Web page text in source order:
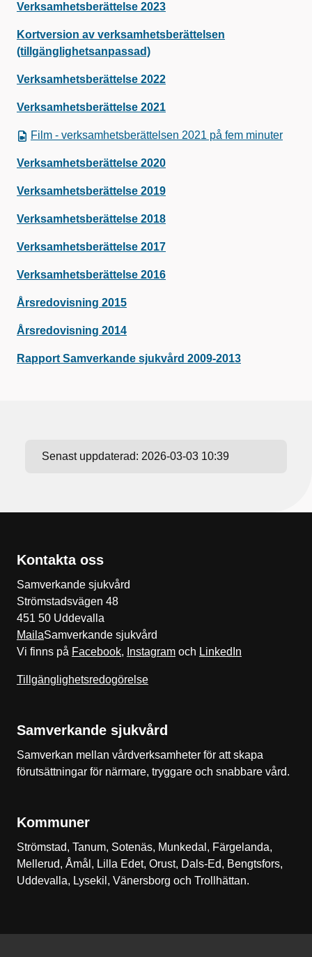
Verksamhetsberättelse 2023
Kortversion av verksamhetsberättelsen
(tillgänglighetsanpassad)
Verksamhetsberättelse 2022
Verksamhetsberättelse 2021
Film - verksamhetsberättelsen 2021 på fem minuter
Verksamhetsberättelse 2020
Verksamhetsberättelse 2019
Verksamhetsberättelse 2018
Verksamhetsberättelse 2017
Verksamhetsberättelse 2016
Årsredovisning 2015
Årsredovisning 2014
Rapport Samverkande sjukvård 2009-2013
Senast uppdaterad: 2026-03-03 10:39
Kontakta oss
Samverkande sjukvård
Strömstadsvägen 48
451 50 Uddevalla
MailaSamverkande sjukvård
Vi finns på Facebook, Instagram och LinkedIn
Tillgänglighetsredogörelse
Samverkande sjukvård
Samverkan mellan vårdverksamheter för att skapa
förutsättningar för närmare, tryggare och snabbare vård.
Kommuner
Strömstad, Tanum, Sotenäs, Munkedal, Färgelanda,
Mellerud, Åmål, Lilla Edet, Orust, Dals-Ed, Bengtsfors,
Uddevalla, Lysekil, Vänersborg och Trollhättan.